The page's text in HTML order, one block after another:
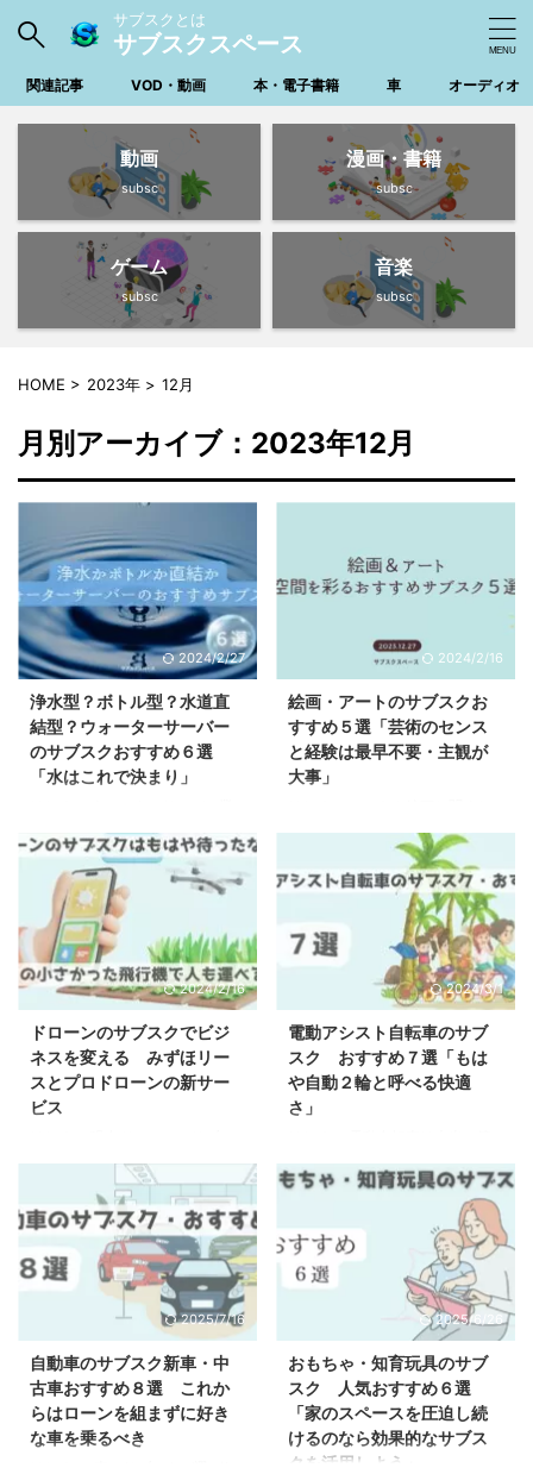
サブスクとは
サブスクスペース
関連記事 VOD・動画 本・電子書籍 車 オーディオ
動画
subsc
漫画・書籍
subsc
ゲーム
subsc
音楽
subsc
HOME > 2023年 > 12月
月別アーカイブ：2023年12月
2024/2/27
浄水型？ボトル型？水道直
結型？ウォーターサーバー
のサブスクおすすめ６選
「水はこれで決まり」
界は種類が増えてきて理解できな
くなってきている方が多くなって
いるのが現状です。 とはいえ、
本当にお得なサブスクは一体どの
種類でどのタイプでどこのメーカ
ーが良いのか見つけるのは難しい
と思います。 ここでは見つける
べきコスパ最高のウォーターサー
バーを見つけられるようにご助力
します。 契約を悩んでいる方ほ
ど決断しやすい内容にしていきま
す。 結局どこがおすすめなのか
「結論」 こちらのウォーターサ
の水素水で健康に寄り添ってい
て、水を飲み続けることが最終的
に ...
2024/2/16
絵画・アートのサブスクお
すすめ５選「芸術のセンス
と経験は最早不要・主観が
大事」
真っ先に考えてしまうのはお値段
なのではないでしょうか。 その
イメージが大きいことから参入障
壁が高くなってしまい、実は興味
はあるけど手が出せる自信がない
方がちらほらいると思います。
ですが、打開策の一つとして絵
画・アートに関するサブスクでは
あれば、通常必要であった悩みが
一発で吹き飛びます。 何より
も、コストパフォーマンスを向上
して手軽にプロの目利きを身に付
けましょう。 結果的にどこが良
すめなサブスクサービス「アート
リエ」 【ARTELIER（アート ...
2024/2/16
ドローンのサブスクでビジ
ネスを変える みずほリー
スとプロドローンの新サー
ビス
クについて公表されているのはみ
ずほリース株式会社と株式会社プ
ロドローンが業務提携契約を締結
したと9月28日に報告されていま
す。 ドローンは、空中から美し
い景色やイベントを撮影したり、
人が近づきにくい場所での点検や
測量を行ったり、物資の運搬や救
助活動にも役立ったりと、さまざ
まな用途で活用されています。
しかし、ドローンを購入するには
高額な費用がかかりますし、メン
テナンスや保険などの管理も手間
2024/3/1
電動アシスト自転車のサブ
スク おすすめ７選「もは
や自動２輪と呼べる快適
さ」
単に楽に走れるのか疑問を持たれ
ている方が非常にいらっしゃるイ
メージです。 実際に電動自転車
をお使いになった方なら理解でき
ると思いますが、ペダルへの負担
がまるでなくなる魔法のように漕
ぎ続けることができるのが電動ア
シスト自転車の魅力です。 毎回
充電するのはめんどくさいと感じ
る方でもスイスイ進むことに味を
占めてしまったらそんな悩みも吹
き飛んでいくでしょう。 とはい
え、電動アシスト自転車って高い
2025/7/16
自動車のサブスク新車・中
古車おすすめ８選 これか
らはローンを組まずに好き
な車を乗るべき
2025/6/26
おもちゃ・知育玩具のサブ
スク 人気おすすめ６選
「家のスペースを圧迫し続
けるのなら効果的なサブス
クを活用しよう」